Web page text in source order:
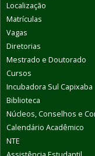
Localização
Matrículas
Vagas
Diretorias
Mestrado e Doutorado
Cursos
Incubadora Sul Capixaba
Biblioteca
Núcleos, Conselhos e
Calendário Acadêmico
NTE